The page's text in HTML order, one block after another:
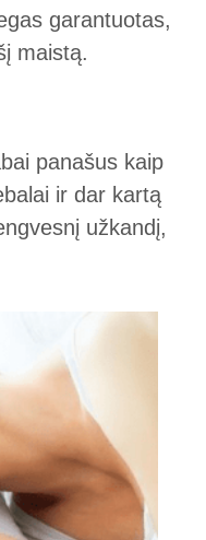
garantuotas,
maistą.
panašus kaip
ir dar kartą
užkandį,